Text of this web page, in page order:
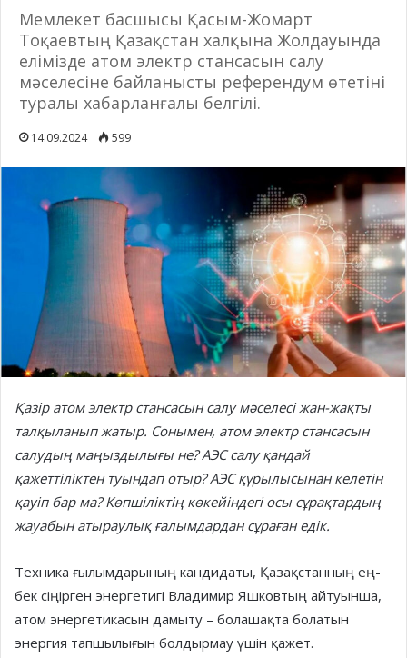
Мемлекет басшысы Қасым-Жомарт
Тоқаевтың Қазақстан халқына Жолдауында
елімізде атом электр стансасын салу
мәселесіне байланысты референдум өтетіні
туралы хабарланғалы белгілі.
14.09.2024 599
Қазір атом электр стансасын салу мәселесі жан-жақты
талқыланып жатыр. Сонымен, атом электр стансасын
салудың маңыздылығы не? АЭС салу қандай
қажеттіліктен туындап отыр? АЭС құрылысынан келетін
қауіп бар ма? Көпшіліктің көкейіндегі осы сұрақтардың
жауабын атыраулық ғалымдардан сұраған едік.
Техника ғылымдарының кан­дидаты, Қазақстанның ең­
бек сіңірген энергетигі Влади­мир Яшковтың айтуынша,
атом энергетикасын дамыту – бола­шақта болатын
энергия тапшы­лығын болдырмау үшін қажет.